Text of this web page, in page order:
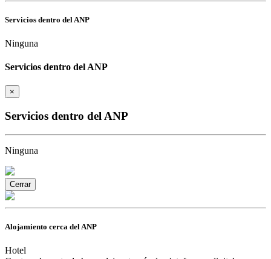
Servicios dentro del ANP
Ninguna
Servicios dentro del ANP
×
Servicios dentro del ANP
Ninguna
Cerrar
Alojamiento cerca del ANP
Hotel